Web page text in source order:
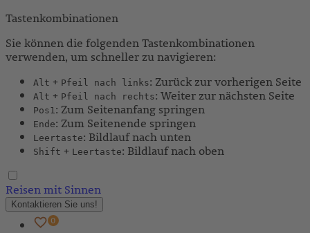
Tastenkombinationen
Sie können die folgenden Tastenkombinationen
verwenden, um schneller zu navigieren:
Alt + Pfeil nach links: Zurück zur vorherigen Seite
Alt + Pfeil nach rechts: Weiter zur nächsten Seite
Pos1: Zum Seitenanfang springen
Ende: Zum Seitenende springen
Leertaste: Bildlauf nach unten
Shift + Leertaste: Bildlauf nach oben
Reisen mit Sinnen
Kontaktieren Sie uns!